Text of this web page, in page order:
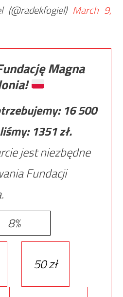
March 9,
Magna
16 500
1351zł.
jest niezbędne
Fundacji
8%
50 zł